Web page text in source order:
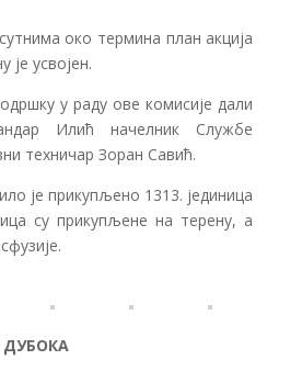
око термина план акција
је усвојен.
у раду ове комисије дали
Илић начелник Службе
техничар Зоран Савић.
је прикупљено 1313. јединица
су прикупљене на терену, а